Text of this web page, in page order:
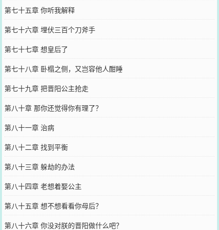
第七十五章 你听我解释
第七十六章 埋伏三百个刀斧手
第七十七章 想皇后了
第七十八章 卧榻之侧，又岂容他人酣睡
第七十九章 把晋阳公主抢走
第八十章 那你还觉得你有理了？
第八十一章 治病
第八十二章 找到平衡
第八十三章 躲劫的办法
第八十四章 老想着娶公主
第八十五章 想不想看看你母后？
第八十六章 你没对朕的晋阳做什么吧？